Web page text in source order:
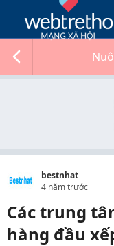
bestnhat
4 năm trước
Các trung
hàng đầu